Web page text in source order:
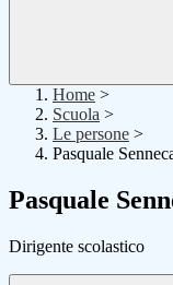
Home >
Scuola >
Le persone >
Pasquale
Pasquale
Dirigente scolastico